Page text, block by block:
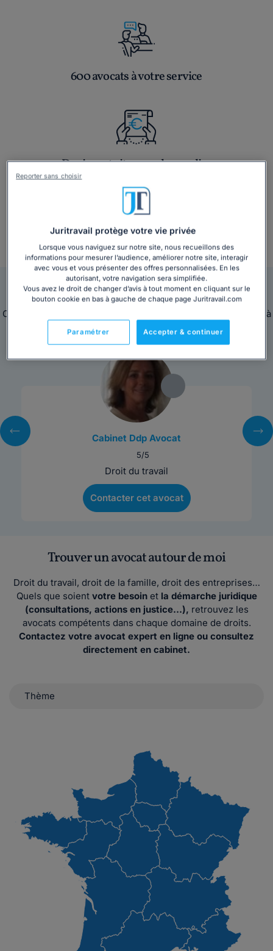
600 avocats à votre service
Devis gratuit en quelques clics
+ 3 000 consultations par mois
Nos avocats sont en ligne pour vous répondre
Ces avocats sont disponibles immédiatement pour répondre à
toutes vos questions juridiques.
Cabinet Ddp Avocat
5/5
Droit du travail
Contacter cet avocat
Trouver un avocat autour de moi
Droit du travail, droit de la famille, droit des entreprises…
Quels que soient votre besoinet la démarche juridique
(consultations, actions en justice…), retrouvez les
avocats compétents dans chaque domaine de droits.
Contactez votre avocat expert en ligne ou consultez
directement en cabinet.
Thème
Juritravail protège votre vie privée
Lorsque vous naviguez sur notre site, nous recueillons des
informations pour mesurer l’audience, améliorer notre site, interagir
avec vous et vous présenter des offres personnalisées. En les
autorisant, votre navigation sera simplifiée.
Vous avez le droit de changer d’avis à tout moment en cliquant sur le
bouton cookie en bas à gauche de chaque page Juritravail.com
Accepter & continuer
Paramétrer
Reporter sans choisir